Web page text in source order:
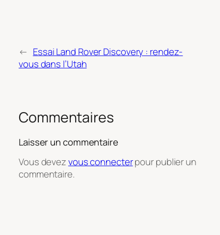
← Essai Land Rover Discovery : rendez-
vous dans l’Utah
Commentaires
Laisser un commentaire
Vous devezvous connecterpour publier un
commentaire.